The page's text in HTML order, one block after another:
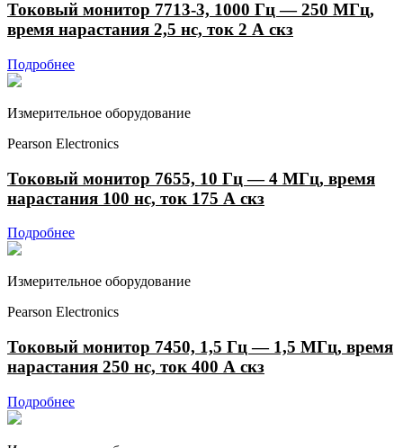
Токовый монитор 7713-3, 1000 Гц — 250 МГц,
время нарастания 2,5 нс, ток 2 А скз
Подробнее
Измерительное оборудование
Pearson Electronics
Токовый монитор 7655, 10 Гц — 4 МГц, время
нарастания 100 нс, ток 175 А скз
Подробнее
Измерительное оборудование
Pearson Electronics
Токовый монитор 7450, 1,5 Гц — 1,5 МГц, время
нарастания 250 нс, ток 400 А скз
Подробнее